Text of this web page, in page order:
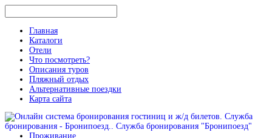
Главная
Каталоги
Отели
Что посмотреть?
Описания туров
Пляжный отдых
Альтернативные поездки
Карта сайта
Проживание